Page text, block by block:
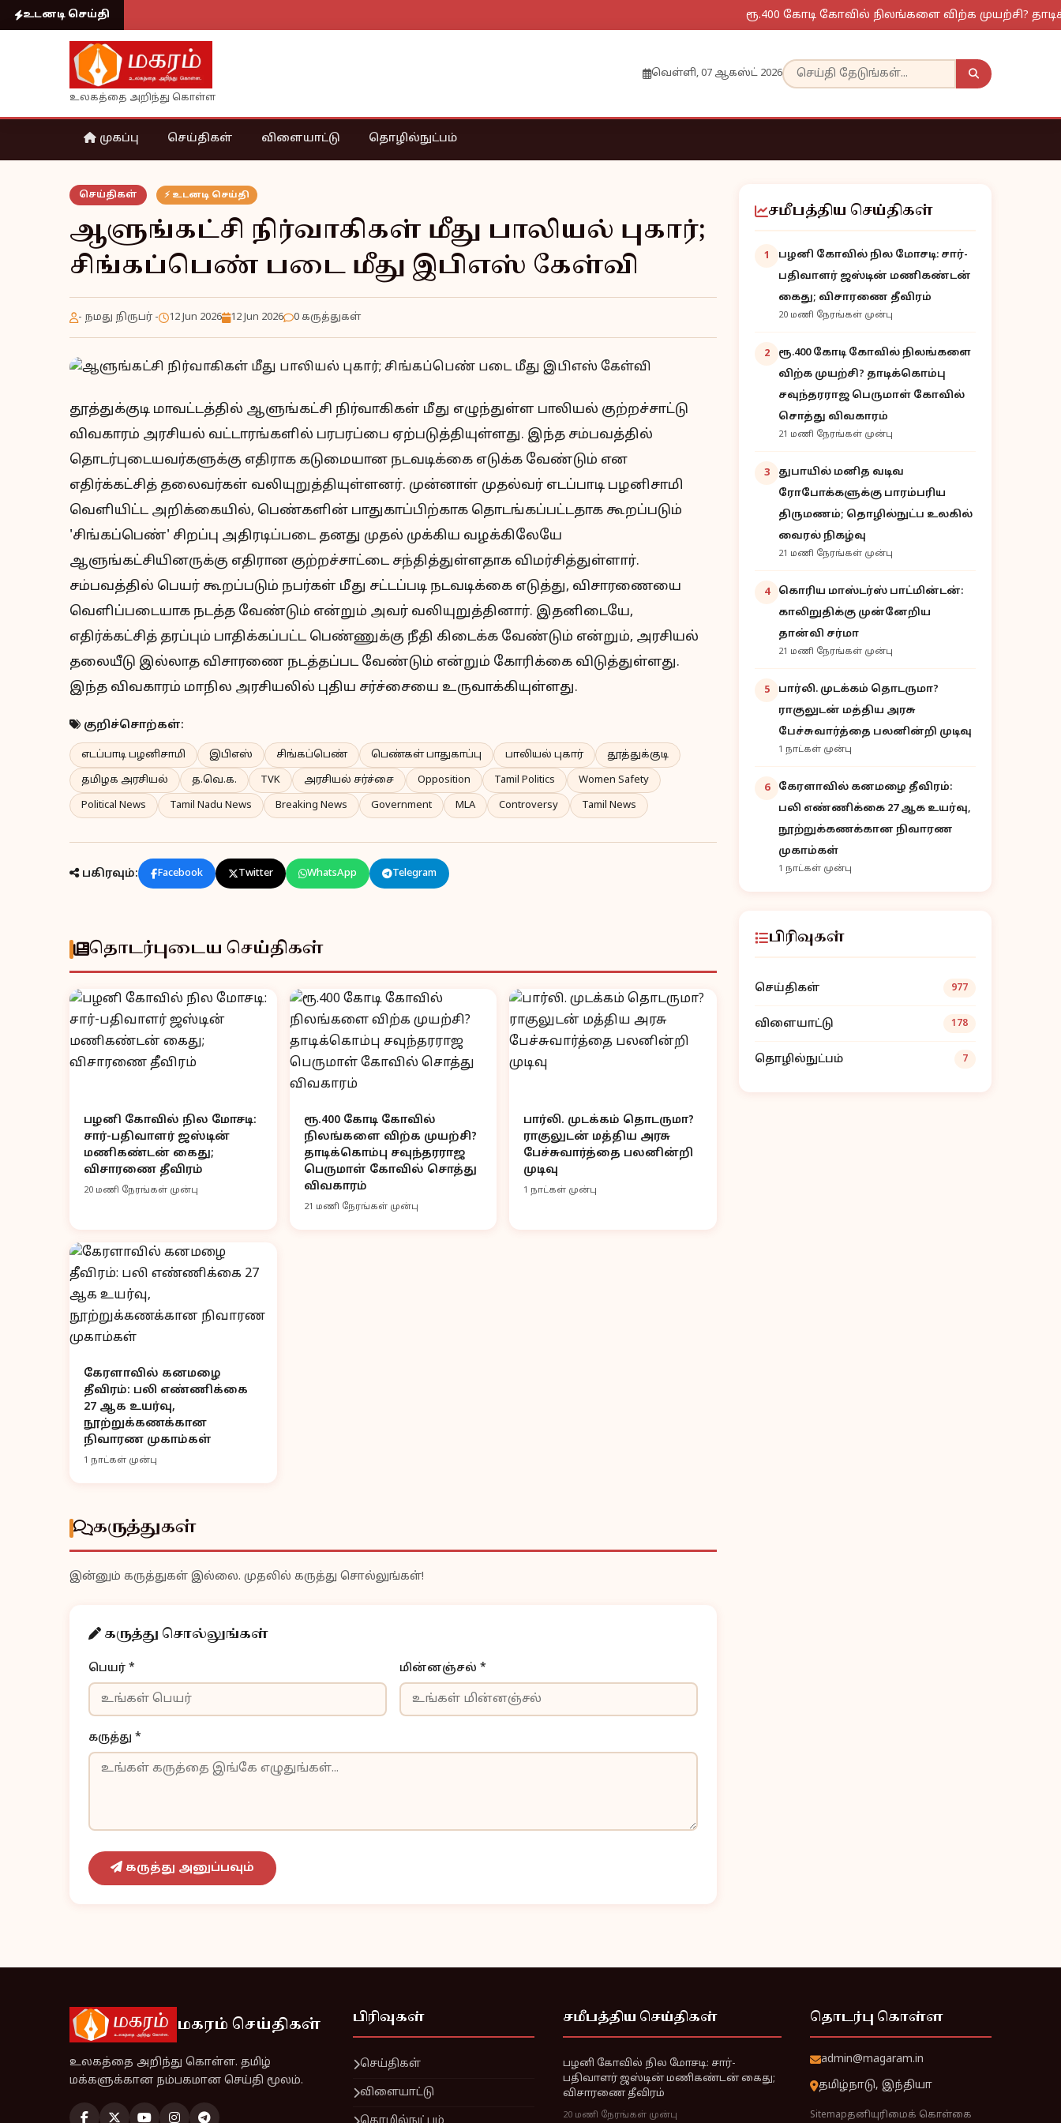
உடனடி செய்தி ரூ.400 கோடி கோவில் நிலங்களை விற்க முயற்சி?
உலகத்தை அறிந்து கொள்ள
வெள்ளி, 07 ஆகஸ்ட் 2026
முகப்பு செய்திகள் விளையாட்டு தொழில்நுட்பம்
செய்திகள் ⚡ உடனடி செய்தி
ஆளுங்கட்சி நிர்வாகிகள் மீது பாலியல் புகார்;
சிங்கப்பெண் படை மீது இபிஎஸ் கேள்வி
- நமது நிருபர் - 12 Jun 2026 12 Jun 2026 0 கருத்துகள்
தூத்துக்குடி மாவட்டத்தில் ஆளுங்கட்சி நிர்வாகிகள் மீது எழுந்துள்ள பாலியல் குற்றச்சாட்டு
விவகாரம் அரசியல் வட்டாரங்களில் பரபரப்பை ஏற்படுத்தியுள்ளது. இந்த சம்பவத்தில்
தொடர்புடையவர்களுக்கு எதிராக கடுமையான நடவடிக்கை எடுக்க வேண்டும் என
எதிர்க்கட்சித் தலைவர்கள் வலியுறுத்தியுள்ளனர். முன்னாள் முதல்வர் எடப்பாடி பழனிசாமி
வெளியிட்ட அறிக்கையில், பெண்களின் பாதுகாப்பிற்காக தொடங்கப்பட்டதாக கூறப்படும்
'சிங்கப்பெண்' சிறப்பு அதிரடிப்படை தனது முதல் முக்கிய வழக்கிலேயே
ஆளுங்கட்சியினருக்கு எதிரான குற்றச்சாட்டை சந்தித்துள்ளதாக விமர்சித்துள்ளார்.
சம்பவத்தில் பெயர் கூறப்படும் நபர்கள் மீது சட்டப்படி நடவடிக்கை எடுத்து, விசாரணையை
வெளிப்படையாக நடத்த வேண்டும் என்றும் அவர் வலியுறுத்தினார். இதனிடையே,
எதிர்க்கட்சித் தரப்பும் பாதிக்கப்பட்ட பெண்ணுக்கு நீதி கிடைக்க வேண்டும் என்றும், அரசியல்
தலையீடு இல்லாத விசாரணை நடத்தப்பட வேண்டும் என்றும் கோரிக்கை விடுத்துள்ளது.
இந்த விவகாரம் மாநில அரசியலில் புதிய சர்ச்சையை உருவாக்கியுள்ளது.
குறிச்சொற்கள்:
எடப்பாடி பழனிசாமி இபிஎஸ் சிங்கப்பெண் பெண்கள் பாதுகாப்பு பாலியல் புகார்
தூத்துக்குடி
தமிழக அரசியல்
த.வெ.க. TVK அரசியல் சர்ச்சை Opposition Tamil Politics
Women Safety
Political News
Tamil Nadu News Breaking News Government MLA Controversy Tamil News
பகிரவும்: Facebook Twitter WhatsApp Telegram
தொடர்புடைய செய்திகள்
பழனி கோவில் நில மோசடி:
சார்-பதிவாளர் ஜஸ்டின்
மணிகண்டன் கைது;
விசாரணை தீவிரம்
20 மணி நேரங்கள் முன்பு
ரூ.400 கோடி கோவில்
நிலங்களை விற்க முயற்சி?
தாடிக்கொம்பு சவுந்தரராஜ
பெருமாள் கோவில் சொத்து
விவகாரம்
21 மணி நேரங்கள் முன்பு
பார்லி. முடக்கம் தொடருமா?
ராகுலுடன் மத்திய அரசு
பேச்சுவார்த்தை பலனின்றி
முடிவு
1 நாட்கள் முன்பு
கேரளாவில் கனமழை
தீவிரம்: பலி எண்ணிக்கை
27 ஆக உயர்வு,
நூற்றுக்கணக்கான
நிவாரண முகாம்கள்
1 நாட்கள் முன்பு
கருத்துகள்
இன்னும் கருத்துகள் இல்லை. முதலில் கருத்து சொல்லுங்கள்!
கருத்து சொல்லுங்கள்
பெயர் * மின்னஞ்சல் *
கருத்து *
கருத்து அனுப்பவும்
சமீபத்திய செய்திகள்
1
பழனி கோவில் நில மோசடி: சார்-
பதிவாளர் ஜஸ்டின் மணிகண்டன்
கைது; விசாரணை தீவிரம்
20 மணி நேரங்கள் முன்பு
2
ரூ.400 கோடி கோவில் நிலங்களை
விற்க முயற்சி? தாடிக்கொம்பு
சவுந்தரராஜ பெருமாள் கோவில்
சொத்து விவகாரம்
21 மணி நேரங்கள் முன்பு
3
துபாயில் மனித வடிவ
ரோபோக்களுக்கு பாரம்பரிய
திருமணம்; தொழில்நுட்ப உலகில்
வைரல் நிகழ்வு
21 மணி நேரங்கள் முன்பு
4
கொரிய மாஸ்டர்ஸ் பாட்மின்டன்:
காலிறுதிக்கு முன்னேறிய
தான்வி சர்மா
21 மணி நேரங்கள் முன்பு
5
பார்லி. முடக்கம் தொடருமா?
ராகுலுடன் மத்திய அரசு
பேச்சுவார்த்தை பலனின்றி முடிவு
1 நாட்கள் முன்பு
6
கேரளாவில் கனமழை தீவிரம்:
பலி எண்ணிக்கை 27 ஆக உயர்வு,
நூற்றுக்கணக்கான நிவாரண
முகாம்கள்
1 நாட்கள் முன்பு
பிரிவுகள்
செய்திகள் 977
விளையாட்டு 178
தொழில்நுட்பம் 7
மகரம் செய்திகள்
உலகத்தை அறிந்து கொள்ள. தமிழ்
மக்களுக்கான நம்பகமான செய்தி மூலம்.
பிரிவுகள்
செய்திகள்
விளையாட்டு
சமீபத்திய செய்திகள்
பழனி கோவில் நில மோசடி: சார்-
பதிவாளர் ஜஸ்டின் மணிகண்டன் கைது;
விசாரணை தீவிரம்
20 மணி நேரங்கள் முன்பு
தொடர்பு கொள்ள
admin@magaram.in
தமிழ்நாடு, இந்தியா
Sitemapதனியுரிமைக் கொள்கை